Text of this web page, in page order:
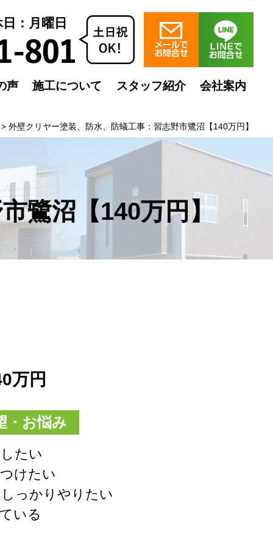
：月曜日
声 施工について スタッフ紹介 会社案内
> 外壁クリヤー塗装、防水、防蟻工事：習志野市鷺沼【140万円】
鷺沼【140万円】
万円
・お悩み
たい
けたい
っかりやりたい
いる